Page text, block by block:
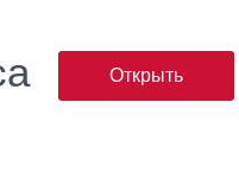
Открыть